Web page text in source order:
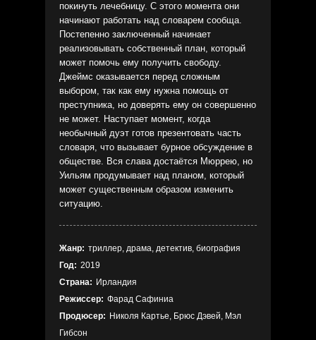
покинуть лечебницу. С этого момента они
начинают работать над словарем сообща.
Постепенно заключенный начинает
реализовывать собственный план, который
может помочь ему получить свободу.
Джеймс оказывается перед сложным
выбором, так как ему нужна помощь от
преступника, но доверять ему он совершенно
не может. Наступает момент, когда
необычный дуэт готов презентовать часть
словаря, что вызывает бурное обсуждение в
обществе. Вся слава достаётся Мюррею, но
Уильям продумывает над планом, который
может существенным образом изменить
ситуацию.
Жанр: триллер, драма, детектив, биография
Год: 2019
Страна: Ирландия
Режиссер: Фарад Сафиниа
Продюсер: Николя Картье, Брюс Дэвей, Мэл
Гибсон